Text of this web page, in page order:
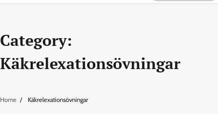
Category:
Käkrelexationsövningar
Home Käkrelexationsövningar